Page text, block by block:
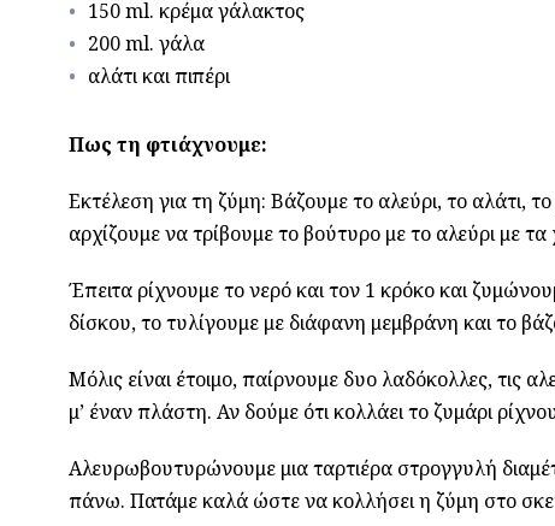
150 ml. κρέμα γάλακτος
200 ml. γάλα
αλάτι και πιπέρι
Πως τη φτιάχνουμε:
Εκτέλεση για τη ζύμη: Βάζουμε το αλεύρι, το αλάτι,
αρχίζουμε να τρίβουμε το βούτυρο με το αλεύρι με
Έπειτα ρίχνουμε το νερό και τον 1 κρόκο και
δίσκου, το τυλίγουμε με διάφανη μεμβράνη και το
Μόλις είναι έτοιμο, παίρνουμε δυο λαδόκολλες, τις
μ’ έναν πλάστη. Αν δούμε ότι κολλάει το ζυμάρι
Αλευρωβουτυρώνουμε μια ταρτιέρα στρογγυλή
πάνω. Πατάμε καλά ώστε να κολλήσει η ζύμη στο